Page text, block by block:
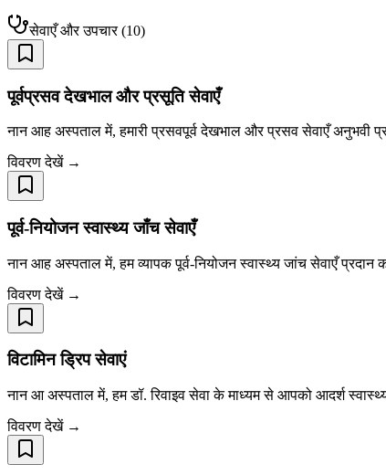
सेवाएँ और उपचार(10)
पूर्वप्रसव देखभाल और प्रसूति सेवाएँ
नान आह अस्पताल में, हमारी प्रसवपूर्व देखभाल और प्रसव सेवाएँ अनुभवी
विवरण देखें →
पूर्व-नियोजन स्वास्थ्य जाँच सेवाएँ
नान आह अस्पताल में, हम व्यापक पूर्व-नियोजन स्वास्थ्य जांच सेवाएँ
विवरण देखें →
विटामिन ड्रिप सेवाएं
नान आ अस्पताल में, हम डॉ. रिवाइव सेवा के माध्यम से आपको आदर्श
विवरण देखें →